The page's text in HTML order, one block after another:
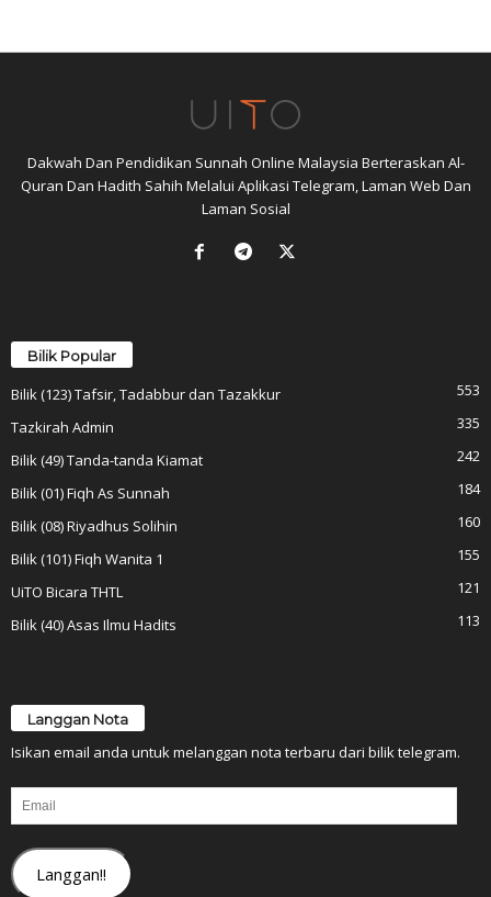
Dakwah Dan Pendidikan Sunnah Online Malaysia Berteraskan Al-
Quran Dan Hadith Sahih Melalui Aplikasi Telegram, Laman Web Dan
Laman Sosial
Bilik Popular
Bilik (123) Tafsir, Tadabbur dan Tazakkur
553
Tazkirah Admin
335
Bilik (49) Tanda-tanda Kiamat
242
Bilik (01) Fiqh As Sunnah
184
Bilik (08) Riyadhus Solihin
160
Bilik (101) Fiqh Wanita 1
155
UiTO Bicara THTL
121
Bilik (40) Asas Ilmu Hadits
113
Langgan Nota
Isikan email anda untuk melanggan nota terbaru dari bilik telegram.
Email
Langgan!!